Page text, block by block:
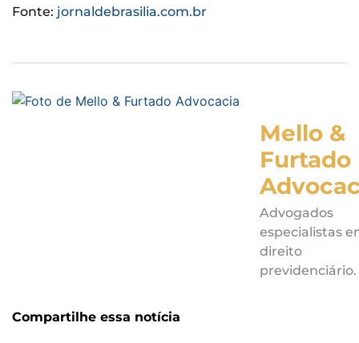
Fonte: jornaldebrasilia.com.br
Mello &
Furtado
Advogados
especialistas
direito
previdenciário.
Compartilhe essa notícia